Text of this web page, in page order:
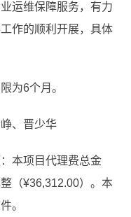
运维保障服务，有力
作的顺利开展，具体
为6个月。
、晋少华
本项目代理费总金
（¥36,312.00）。本
。